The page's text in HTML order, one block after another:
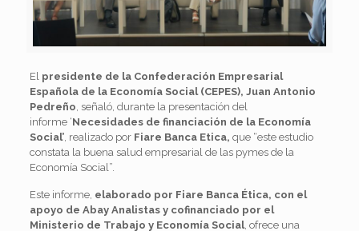
El presidente de la Confederación Empresarial
Española de la Economía Social (CEPES), Juan Antonio
Pedreño , señaló, durante la presentación del
informe ‘Necesidades de financiación de la Economía
Social’, realizado por Fiare Banca Etica, que “este estudio
constata la buena salud empresarial de las pymes de la
Economía Social”.
Este informe, elaborado por Fiare Banca Ética, con el
apoyo de Abay Analistas y cofinanciado por el
Ministerio de Trabajo y Economía Social, ofrece una